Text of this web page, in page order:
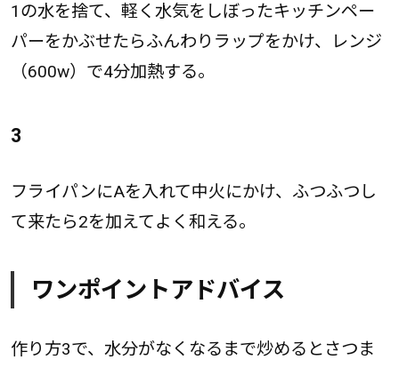
1の水を捨て、軽く水気をしぼったキッチンペー
パーをかぶせたらふんわりラップをかけ、レンジ
（600w）で4分加熱する。
3
フライパンにAを入れて中火にかけ、ふつふつし
て来たら2を加えてよく和える。
ワンポイントアドバイス
作り方3で、水分がなくなるまで炒めるとさつま